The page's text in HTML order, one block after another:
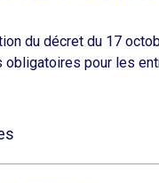
du décret du 17
pour les